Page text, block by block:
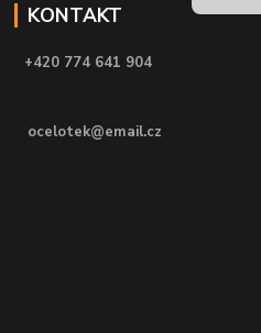
KONTAKT
+420 774 641 904
ocelotek@email.cz